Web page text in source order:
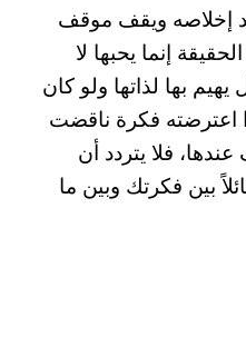
إخلاصه ويقف موقف
إنما يحبها لا
يهيم بها لذاتها ولو كان
اعترضته فكرة ناقضت
فلا يتردد أن
بين فكرتك وبين ما